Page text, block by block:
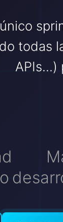
todas
APIs...)